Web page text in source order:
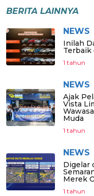
BERITA LAINNYA
NEWS
Inilah
Terbaik
1 tahun
NEWS
Ajak
Vista
Muda
1 tahun
NEWS
Digelar
Merek
1 tahun